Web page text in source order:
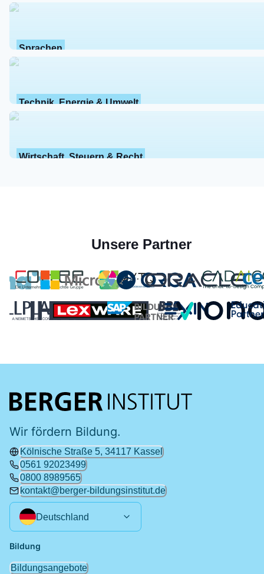
Sprachen
Technik, Energie & Umwelt
Wirtschaft, Steuern & Recht
Unsere Partner
Wir fördern Bildung.
Kölnische Straße 5, 34117 Kassel
0561 92023499
0800 8989565
kontakt@berger-bildungsinstitut.de
Deutschland
Bildung
Bildungsangebote